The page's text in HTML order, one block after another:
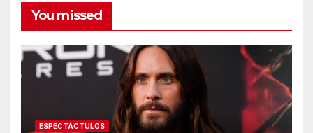
You missed
ESPECTÁCTULOS